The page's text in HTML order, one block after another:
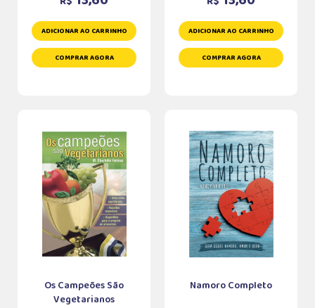
ADICIONAR AO CARRINHO
COMPRAR AGORA
ADICIONAR AO CARRINHO
COMPRAR AGORA
Os Campeões São
Vegetarianos
Namoro Completo